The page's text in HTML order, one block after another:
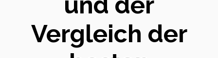
Vergleich der